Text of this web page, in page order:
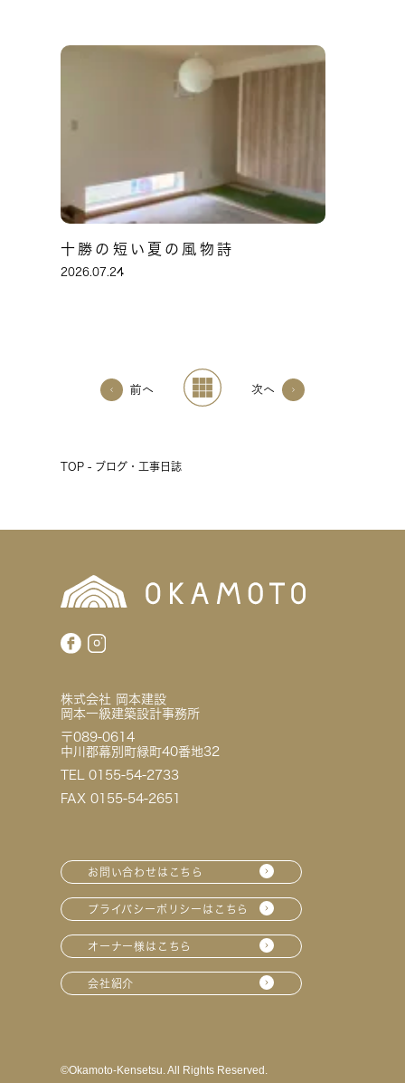
十勝の短い夏の風物詩
2026.07.24
前へ 次へ
TOP - ブログ・工事日誌
株式会社 岡本建設
岡本一級建築設計事務所
〒089-0614
中川郡幕別町緑町40番地32
TEL 0155-54-2733
FAX 0155-54-2651
お問い合わせはこちら
プライバシーポリシーはこちら
オーナー様はこちら
会社紹介
©︎Okamoto-Kensetsu. All Rights Reserved.